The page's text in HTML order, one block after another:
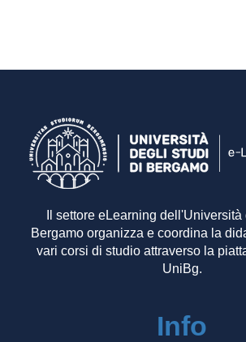
Il settore eLearning
Bergamo organizza e coordina la
vari corsi di studio attraverso la
UniBg.
Info